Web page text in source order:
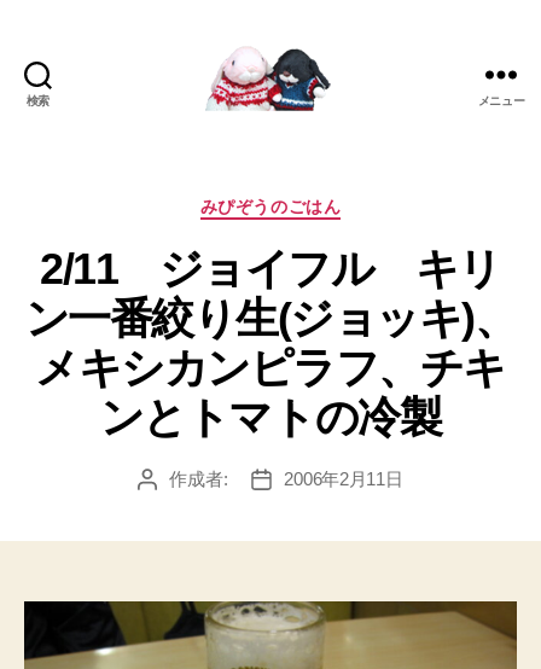
検索
ぴ
う
Blog
メニュー
カ
ゴ
リ
ー
みぴぞうのごはん
2/11 ジョイフル キリ
ン一番絞り生(ジョッキ)、
メキシカンピラフ、チキ
ンとトマトの冷製
投
作成者:
投
2006年2月11日